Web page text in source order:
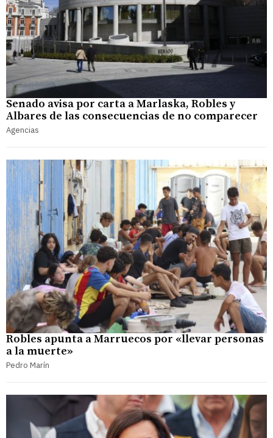
Senado avisa por carta a Marlaska, Robles y
Albares de las consecuencias de no comparecer
Agencias
Robles apunta a Marruecos por «llevar personas
a la muerte»
Pedro Marín